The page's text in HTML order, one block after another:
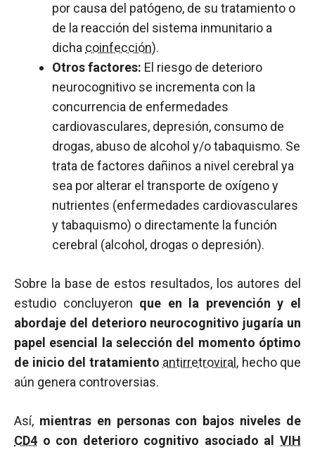
por causa del patógeno, de su tratamiento o
de la reacción del sistema inmunitario a
dicha coinfección).
Otros factores: El riesgo de deterioro
neurocognitivo se incrementa con la
concurrencia de enfermedades
cardiovasculares, depresión, consumo de
drogas, abuso de alcohol y/o tabaquismo. Se
trata de factores dañinos a nivel cerebral ya
sea por alterar el transporte de oxígeno y
nutrientes (enfermedades cardiovasculares
y tabaquismo) o directamente la función
cerebral (alcohol, drogas o depresión).
Sobre la base de estos resultados, los autores del
estudio concluyeron que en la prevención y el
abordaje del deterioro neurocognitivo jugaría un
papel esencial la selección del momento óptimo
de inicio del tratamiento antirretroviral , hecho que
aún genera controversias.
Así, mientras en personas con bajos niveles de
CD4 o con deterioro cognitivo asociado al VIH